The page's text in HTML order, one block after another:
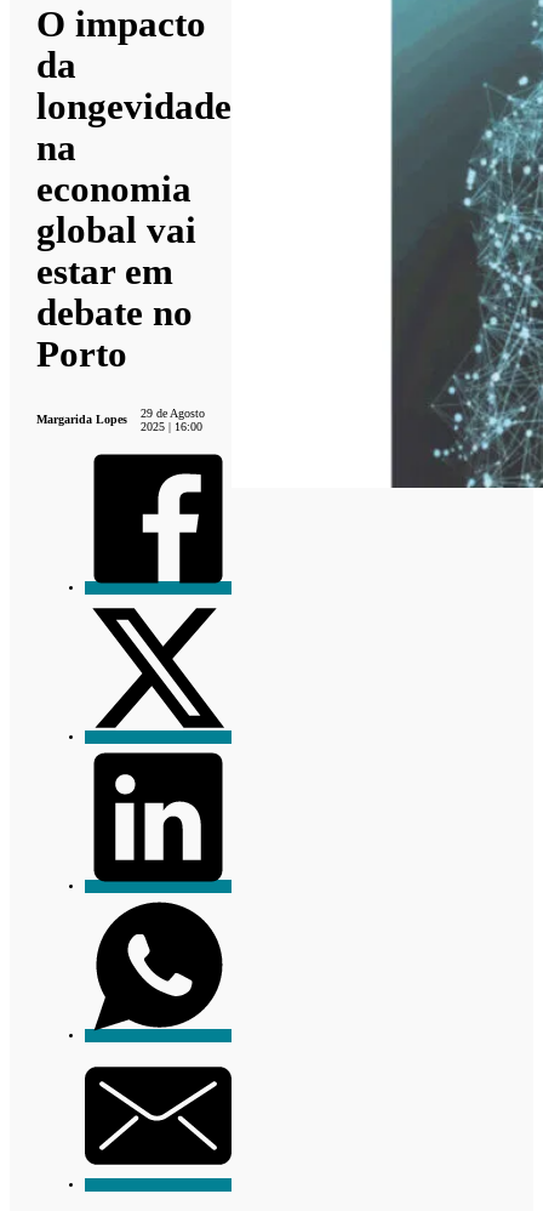
O impacto
da
longevidade
na
economia
global vai
estar em
debate no
Porto
Margarida Lopes
29 de Agosto
2025 | 16:00